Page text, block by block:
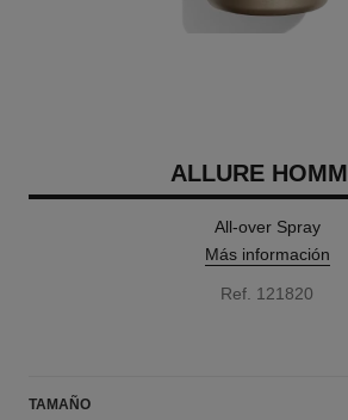
ALLURE
All-over Spray
Más información
Ref. 121820
TAMAÑO